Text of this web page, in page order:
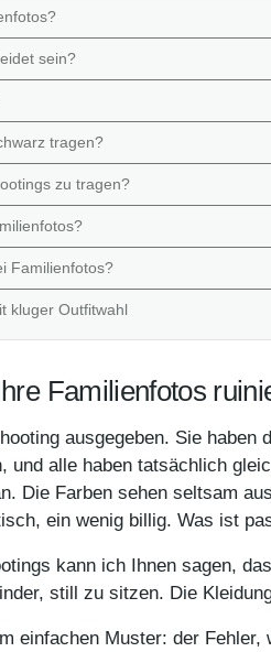
sein?
tragen?
zu tragen?
Familienfotos?
kluger Outfitwahl
Familienfotos
ausgegeben. Sie
und alle haben tatsächlich
Die Farben sehen seltsam
ein wenig billig. Was ist
kann ich Ihnen sagen,
still zu sitzen. Die
einfachen Muster: der